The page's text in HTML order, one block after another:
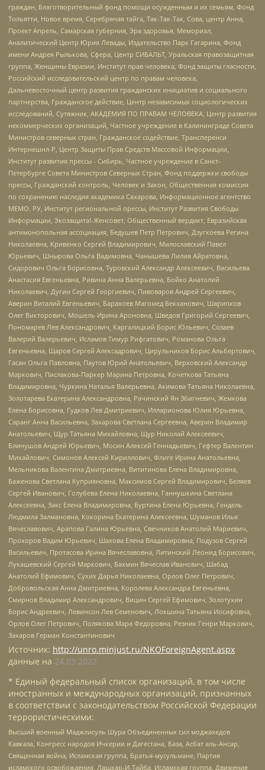
граждан, Благотворительный фонд помощи осужденным и их семьям, Фонд
Тольятти, Новое время, Серебряная тайга, Так-Так-Так, Сова, центр Анна,
Проект Апрель, Самарская губерния, Эра здоровья, Мемориал,
Аналитический Центр Юрия Левады, Издательство Парк Гагарина, Фонд
имени Андрея Рылькова, Сфера, Центр СИБАЛЬТ, Уральская правозащитная
группа, Женщины Евразии, Институт прав человека, Фонд защиты гласности,
Российский исследовательский центр по правам человека,
Дальневосточный центр развития гражданских инициатив и социального
партнерства, Гражданское действие, Центр независимых социологических
исследований, Сутяжник, АКАДЕМИЯ ПО ПРАВАМ ЧЕЛОВЕКА, Центр развития
некоммерческих организаций, Частное учреждение в Калининграде Совета
Министров северных стран, Гражданское содействие, Трансперенси
Интернешнл-Р, Центр Защиты Прав Средств Массовой Информации,
Институт развития прессы - Сибирь, Частное учреждение в Санкт-
Петербурге Совета Министров Северных Стран, Фонд поддержки свободы
прессы, Гражданский контроль, Человек и Закон, Общественная комиссия
по сохранению наследия академика Сахарова, Информационное агентство
МЕМО. РУ, Институт региональной прессы, Институт Развития Свободы
Информации, Экозащита!-Женсовет, Общественный вердикт, Евразийская
антимонопольная ассоциация, Бедушев Петр Петрович, Дзугкоева Регина
Николаевна, Кривенко Сергей Владимирович, Милославский Павел
Юрьевич, Шнырова Ольга Вадимовна, Чанышева Лилия Айратовна,
Сидорович Ольга Борисовна, Туровский Александр Алексеевич, Васильева
Анастасия Евгеньевна, Ривина Анна Валерьевна, Бойко Анатолий
Николаевич, Дугин Сергей Георгиевич, Пивоваров Андрей Сергеевич,
Аверин Виталий Евгеньевич, Барахоев Магомед Бекханович, Шарипков
Олег Викторович, Мошель Ирина Ароновна, Шведов Григорий Сергеевич,
Пономарев Лев Александрович, Каргалицкий Борис Юльевич, Созаев
Валерий Валерьевич, Исламов Тимур Рифгатович, Романова Ольга
Евгеньевна, Щаров Сергей Алексадрович, Цирульников Борис Альбертович,
Гасан Ольга Павловна, Паутов Юрий Анатольевич, Верховский Александр
Маркович, Пислакова-Паркер Марина Петровна, Кочеткова Татьяна
Владимировна, Чуркина Наталья Валерьевна, Акимова Татьяна Николаевна,
Золотарева Екатерина Александровна, Рачинский Ян Збигневич, Жемкова
Елена Борисовна, Гудков Лев Дмитриевич, Илларионова Юлия Юрьевна,
Саранг Анна Васильевна, Захарова Светлана Сергеевна, Аверин Владимир
Анатольевич, Щур Татьяна Михайловна, Щур Николай Алексеевич,
Блинушов Андрей Юрьевич, Мосин Алексей Геннадьевич, Гефтер Валентин
Михайлович, Симонов Алексей Кириллович, Флиге Ирина Анатольевна,
Мельникова Валентина Дмитриевна, Вититинова Елена Владимировна,
Баженова Светлана Куприяновна, Максимов Сергей Владимирович, Беляев
Сергей Иванович, Голубева Елена Николаевна, Ганнушкина Светлана
Алексеевна, Закс Елена Владимировна, Буртина Елена Юрьевна, Гендель
Людмила Залмановна, Кокорина Екатерина Алексеевна, Шуманов Илья
Вячеславович, Арапова Галина Юрьевна, Свечников Анатолий Мариевич,
Прохоров Вадим Юрьевич, Шахова Елена Владимировна, Подузов Сергей
Васильевич, Протасова Ирина Вячеславовна, Литинский Леонид Борисович,
Лукашевский Сергей Маркович, Бахмин Вячеслав Иванович, Шабад
Анатолий Ефимович, Сухих Дарья Николаевна, Орлов Олег Петрович,
Добровольская Анна Дмитриевна, Королева Александра Евгеньевна,
Смирнов Владимир Александрович, Вицин Сергей Ефимович, Золотухин
Борис Андреевич, Левинсон Лев Семенович, Локшина Татьяна Иосифовна,
Орлов Олег Петрович, Полякова Мара Федоровна, Резник Генри Маркович,
Захаров Герман Константинович
Источник: http://unro.minjust.ru/NKOForeignAgent.aspx
данные на 24.03.2022
* Единый федеральный список организаций, в том числе
иностранных и международных организаций, признанных
в соответствии с законодательством Российской Федерации
террористическими:
Высший военный Маджлисуль Шура Объединенных сил моджахедов
Кавказа, Конгресс народов Ичкерии и Дагестана, База, Асбат аль-Ансар,
Священная война, Исламская группа, Братья-мусульмане, Партия
исламского освобождения, Лашкар-И-Тайба, Исламская группа, Движение